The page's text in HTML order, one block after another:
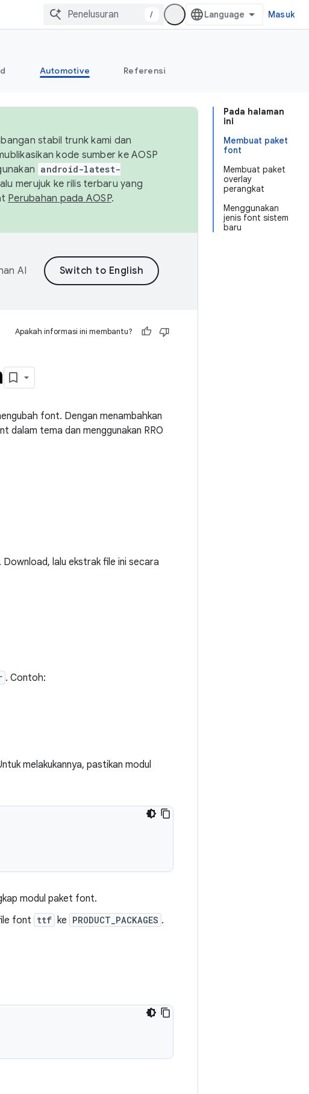
/ Masuk
Automotive Referensi
Pada halaman
ini
Membuat paket
font
Membuat paket
overlay
perangkat
Menggunakan
jenis font sistem
baru
stabil trunk kami dan
kode sumber ke AOSP
android-latest-
merujuk ke rilis terbaru yang
Perubahan pada AOSP.
AI
Apakah informasi ini membantu?
font. Dengan menambahkan
tema dan menggunakan RRO
. Download, lalu ekstrak file ini secara
. Contoh:
melakukannya, pastikan modul
modul paket font.
font ttf ke PRODUCT_PACKAGES .